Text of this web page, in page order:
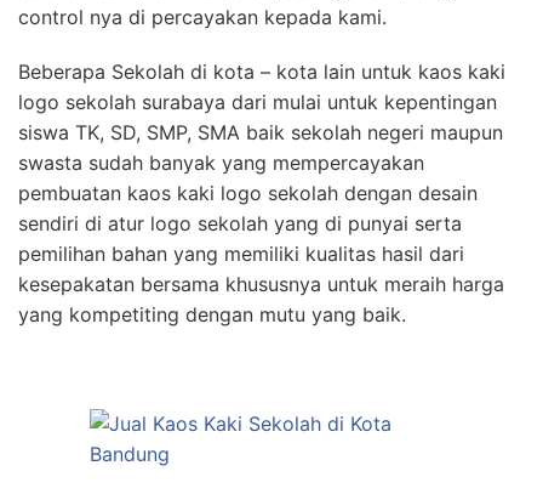
control nya di percayakan kepada kami.
Beberapa Sekolah di kota – kota lain untuk kaos kaki
logo sekolah surabaya dari mulai untuk kepentingan
siswa TK, SD, SMP, SMA baik sekolah negeri maupun
swasta sudah banyak yang mempercayakan
pembuatan kaos kaki logo sekolah dengan desain
sendiri di atur logo sekolah yang di punyai serta
pemilihan bahan yang memiliki kualitas hasil dari
kesepakatan bersama khususnya untuk meraih harga
yang kompetiting dengan mutu yang baik.